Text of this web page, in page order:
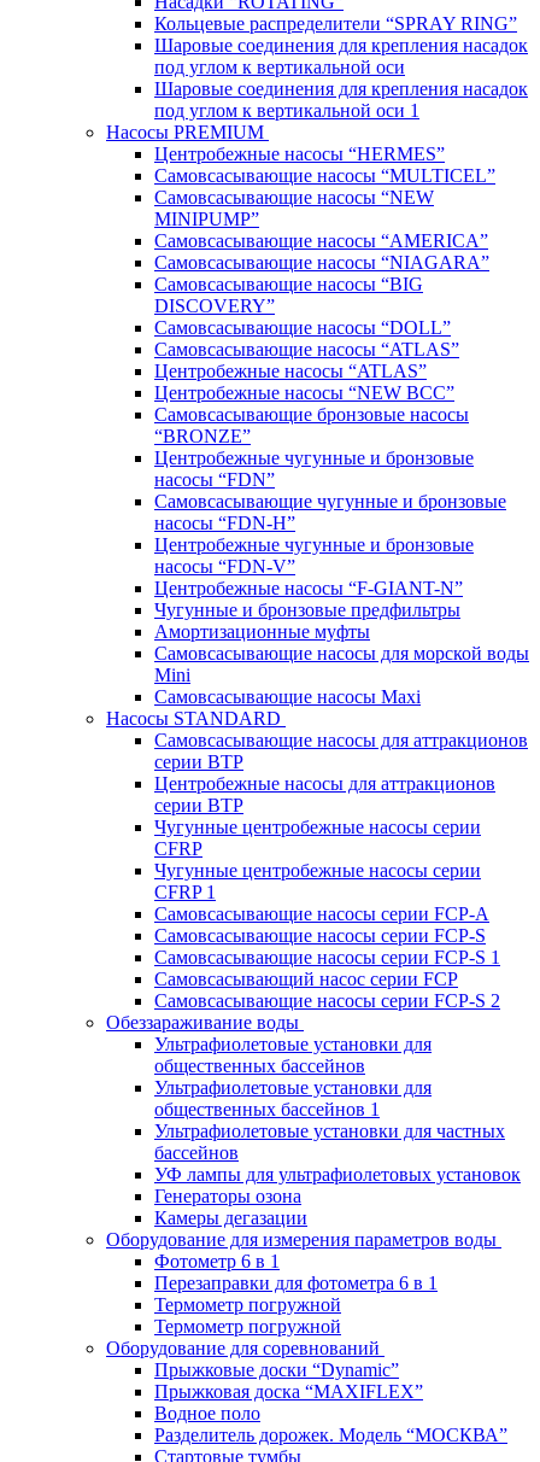
Кольцевые распределители “SPRAY RING”
Шаровые соединения для крепления насадок
под углом к вертикальной оси
Шаровые соединения для крепления насадок
под углом к вертикальной оси 1
Насосы PREMIUM
Центробежные насосы “HERMES”
Самовсасывающие насосы “MULTICEL”
Самовсасывающие насосы “NEW
MINIPUMP”
Самовсасывающие насосы “AMERICA”
Самовсасывающие насосы “NIAGARA”
Самовсасывающие насосы “BIG
DISCOVERY”
Самовсасывающие насосы “DOLL”
Самовсасывающие насосы “ATLAS”
Центробежные насосы “ATLAS”
Центробежные насосы “NEW BCC”
Самовсасывающие бронзовые насосы
“BRONZE”
Центробежные чугунные и бронзовые
насосы “FDN”
Самовсасывающие чугунные и бронзовые
насосы “FDN-Н”
Центробежные чугунные и бронзовые
насосы “FDN-V”
Центробежные насосы “F-GIANT-N”
Чугунные и бронзовые предфильтры
Амортизационные муфты
Самовсасывающие насосы для морской воды
Mini
Самовсасывающие насосы Maxi
Насосы STANDARD
Самовсасывающие насосы для аттракционов
серии BTP
Центробежные насосы для аттракционов
серии BTP
Чугунные центробежные насосы серии
CFRP
Чугунные центробежные насосы серии
CFRP 1
Самовсасывающие насосы серии FCP-A
Самовсасывающие насосы серии FCP-S
Самовсасывающие насосы серии FCP-S 1
Самовсасывающий насос серии FCP
Самовсасывающие насосы серии FCP-S 2
Обеззараживание воды
Ультрафиолетовые установки для
общественных бассейнов
Ультрафиолетовые установки для
общественных бассейнов 1
Ультрафиолетовые установки для частных
бассейнов
УФ лампы для ультрафиолетовых установок
Генераторы озона
Камеры дегазации
Оборудование для измерения параметров воды
Фотометр 6 в 1
Перезаправки для фотометра 6 в 1
Термометр погружной
Термометр погружной
Оборудование для соревнований
Прыжковые доски “Dynamic”
Прыжковая доска “MAXIFLEX”
Водное поло
Разделитель дорожек. Модель “МОСКВА”
Стартовые тумбы